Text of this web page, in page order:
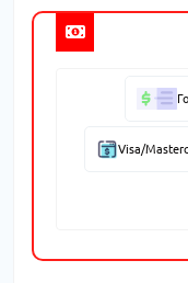
Visa/